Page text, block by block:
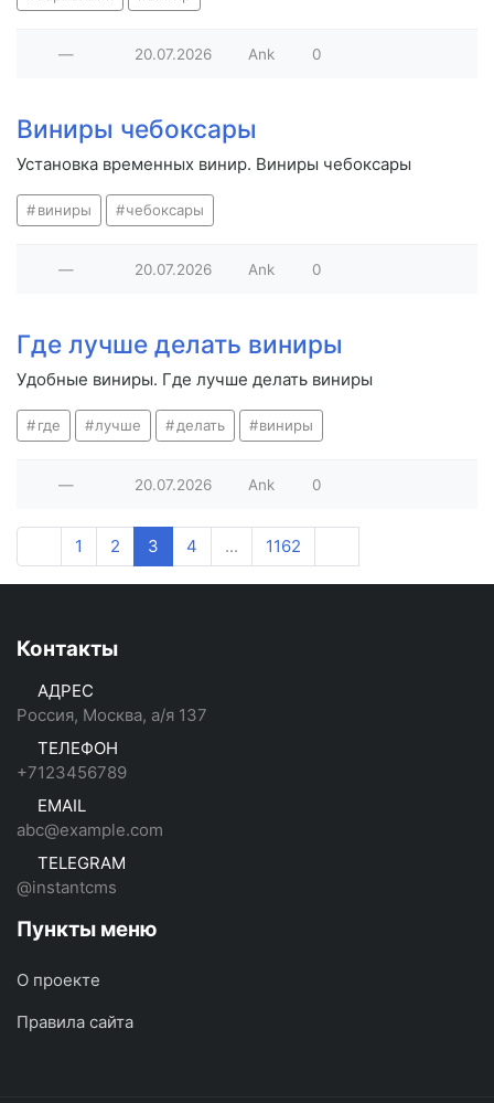
— 20.07.2026 Ank 0
Виниры чебоксары
Установка временных винир. Виниры чебоксары
виниры чебоксары
— 20.07.2026 Ank 0
Где лучше делать виниры
Удобные виниры. Где лучше делать виниры
где лучше делать виниры
— 20.07.2026 Ank 0
1 2 3 4 ... 1162
Контакты
АДРЕС
Россия, Москва, а/я 137
ТЕЛЕФОН
+7123456789
EMAIL
abc@example.com
TELEGRAM
@instantcms
Пункты меню
О проекте
Правила сайта